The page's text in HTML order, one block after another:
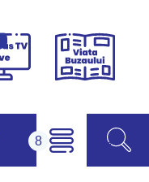
Campus
Viața